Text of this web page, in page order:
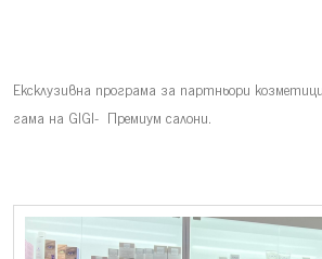
Ексклузивна програма за партньори
гама на GIGI- Премиум салони.